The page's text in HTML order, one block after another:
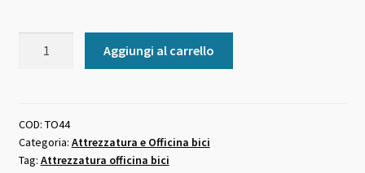
e
cambio
in
Aggiungi al carrello
COD: TO44
Categoria: Attrezzatura e Officina bici
Tag: Attrezzatura officina bici